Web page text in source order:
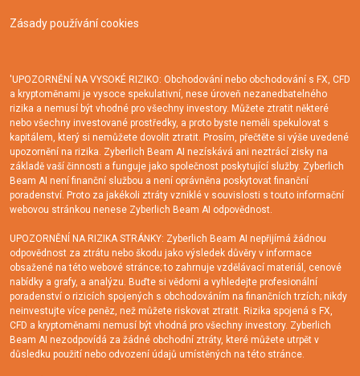
Zásady používání cookies
'UPOZORNĚNÍ NA VYSOKÉ RIZIKO: Obchodování nebo obchodování s FX, CFD
a kryptoměnami je vysoce spekulativní, nese úroveň nezanedbatelného
rizika a nemusí být vhodné pro všechny investory. Můžete ztratit některé
nebo všechny investované prostředky, a proto byste neměli spekulovat s
kapitálem, který si nemůžete dovolit ztratit. Prosím, přečtěte si výše uvedené
upozornění na rizika. Zyberlich Beam AI nezískává ani neztrácí zisky na
základě vaší činnosti a funguje jako společnost poskytující služby. Zyberlich
Beam AI není finanční službou a není oprávněna poskytovat finanční
poradenství. Proto za jakékoli ztráty vzniklé v souvislosti s touto informační
webovou stránkou nenese Zyberlich Beam AI odpovědnost.
UPOZORNĚNÍ NA RIZIKA STRÁNKY: Zyberlich Beam AI nepřijímá žádnou
odpovědnost za ztrátu nebo škodu jako výsledek důvěry v informace
obsažené na této webové stránce; to zahrnuje vzdělávací materiál, cenové
nabídky a grafy, a analýzu. Buďte si vědomi a vyhledejte profesionální
poradenství o rizicích spojených s obchodováním na finančních trzích; nikdy
neinvestujte více peněz, než můžete riskovat ztratit. Rizika spojená s FX,
CFD a kryptoměnami nemusí být vhodná pro všechny investory. Zyberlich
Beam AI nezodpovídá za žádné obchodní ztráty, které můžete utrpět v
důsledku použití nebo odvození údajů umístěných na této stránce.